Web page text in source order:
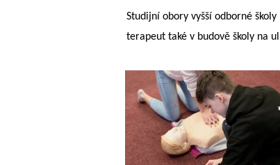
Studijní obory vyšší odborné
terapeut také v budově školy na